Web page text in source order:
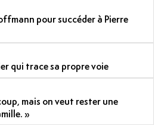
pour succéder à Pierre
qui trace sa propre voie
mais on veut rester une
»